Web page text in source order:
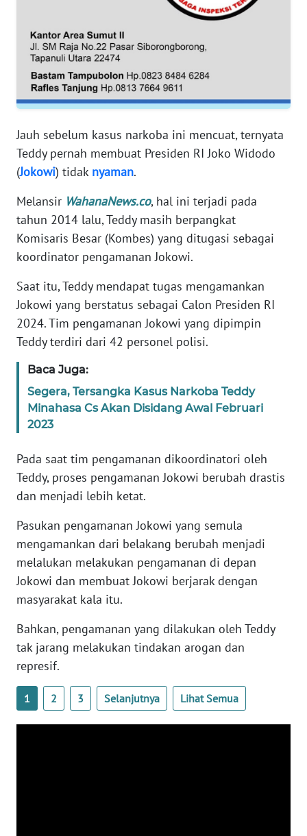
Jauh sebelum kasus narkoba ini mencuat, ternyata
Teddy pernah membuat Presiden RI Joko Widodo
(Jokowi) tidak nyaman.
Melansir WahanaNews.co, hal ini terjadi pada
tahun 2014 lalu, Teddy masih berpangkat
Komisaris Besar (Kombes) yang ditugasi sebagai
koordinator pengamanan Jokowi.
Saat itu, Teddy mendapat tugas mengamankan
Jokowi yang berstatus sebagai Calon Presiden RI
2024. Tim pengamanan Jokowi yang dipimpin
Teddy terdiri dari 42 personel polisi.
Baca Juga:
Segera, Tersangka Kasus Narkoba Teddy
Minahasa Cs Akan Disidang Awal Februari
2023
Pada saat tim pengamanan dikoordinatori oleh
Teddy, proses pengamanan Jokowi berubah drastis
dan menjadi lebih ketat.
Pasukan pengamanan Jokowi yang semula
mengamankan dari belakang berubah menjadi
melalukan melakukan pengamanan di depan
Jokowi dan membuat Jokowi berjarak dengan
masyarakat kala itu.
Bahkan, pengamanan yang dilakukan oleh Teddy
tak jarang melakukan tindakan arogan dan
represif.
1 2 3 Selanjutnya Lihat Semua
WN
BANTEN
WN
WN
KEPRI
WN
PAPUA
WN
BARAT
WN
RIAU
WN
SERAMBI
WN
WN
SULTRA
WN
NTB
WN
SULTENG
WN
SULBAR
BABEL